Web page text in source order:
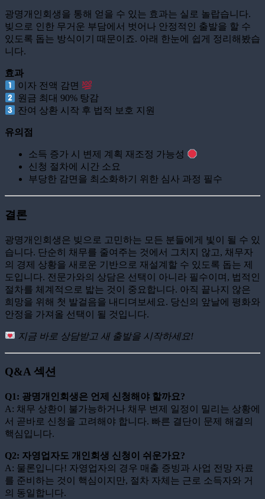
광명개인회생을 통해 얻을 수 있는 효과는 실로 놀랍습니다.
빚으로 인한 무거운 부담에서 벗어나 안정적인 출발을 할 수
있도록 돕는 방식이기 때문이죠. 아래 한눈에 쉽게 정리해봤습
니다.
효과
이자 전액 감면
원금 최대 90% 탕감
잔여 상환 시작 후 법적 보호 지원
유의점
소득 증가 시 변제 계획 재조정 가능성
신청 절차에 시간 소요
부당한 감면을 최소화하기 위한 심사 과정 필수
결론
광명개인회생은 빚으로 고민하는 모든 분들에게 빛이 될 수 있
습니다. 단순히 채무를 줄여주는 것에서 그치지 않고, 채무자
의 경제 상황을 새로운 기반으로 재설계할 수 있도록 돕는 제
도입니다. 전문가와의 상담은 선택이 아니라 필수이며, 법적인
절차를 체계적으로 밟는 것이 중요합니다. 아직 끝나지 않은
희망을 위해 첫 발걸음을 내디뎌보세요. 당신의 앞날에 평화와
안정을 가져올 선택이 될 것입니다.
지금 바로 상담받고 새 출발을 시작하세요!
Q&A 섹션
Q1: 광명개인회생은 언제 신청해야 할까요?
A: 채무 상환이 불가능하거나 채무 변제 일정이 밀리는 상황에
서 곧바로 신청을 고려해야 합니다. 빠른 결단이 문제 해결의
핵심입니다.
Q2: 자영업자도 개인회생 신청이 쉬운가요?
A: 물론입니다! 자영업자의 경우 매출 증빙과 사업 전망 자료
를 준비하는 것이 핵심이지만, 절차 자체는 근로 소득자와 거
의 동일합니다.